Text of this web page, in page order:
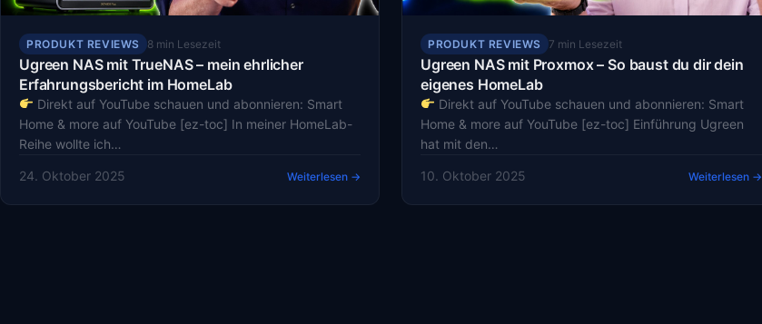
PRODUKT REVIEWS 8 min Lesezeit
Ugreen NAS mit TrueNAS – mein ehrlicher
Erfahrungsbericht im HomeLab
Direkt auf YouTube schauen und abonnieren: Smart
Home & more auf YouTube [ez-toc] In meiner HomeLab-
Reihe wollte ich…
24. Oktober 2025 Weiterlesen →
PRODUKT REVIEWS 7 min Lesezeit
Ugreen NAS mit Proxmox – So baust du dir dein
eigenes HomeLab
Direkt auf YouTube schauen und abonnieren: Smart
Home & more auf YouTube [ez-toc] Einführung Ugreen
hat mit den…
10. Oktober 2025 Weiterlesen →